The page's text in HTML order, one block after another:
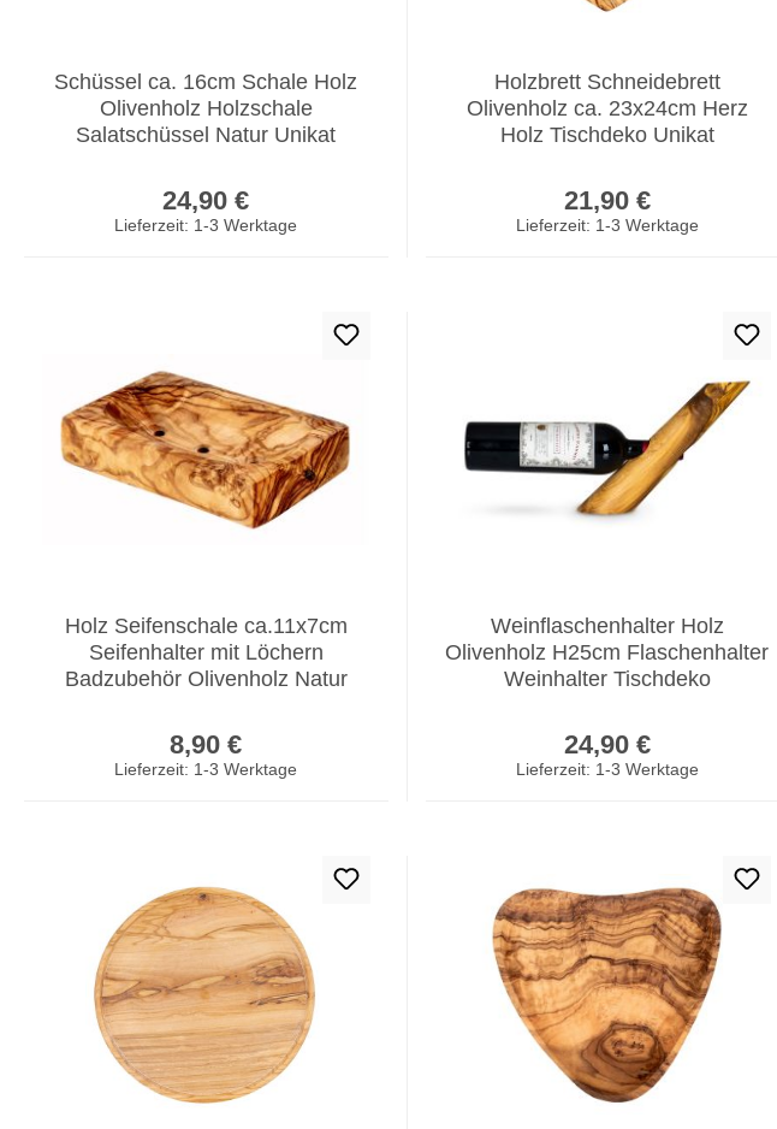
Schüssel ca. 16cm Schale Holz
Olivenholz Holzschale
Salatschüssel Natur Unikat
24,90 €
Lieferzeit: 1-3 Werktage
Holzbrett Schneidebrett
Olivenholz ca. 23x24cm Herz
Holz Tischdeko Unikat
21,90 €
Lieferzeit: 1-3 Werktage
Holz Seifenschale ca.11x7cm
Seifenhalter mit Löchern
Badzubehör Olivenholz Natur
8,90 €
Lieferzeit: 1-3 Werktage
Weinflaschenhalter Holz
Olivenholz H25cm Flaschenhalter
Weinhalter Tischdeko
24,90 €
Lieferzeit: 1-3 Werktage